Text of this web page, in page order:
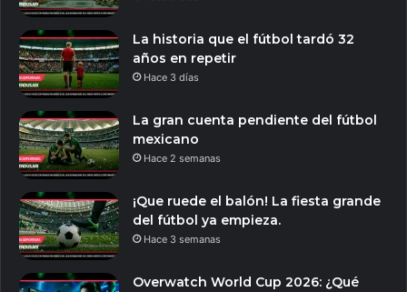
La historia que el fútbol tardó 32
años en repetir
Hace 3 días
La gran cuenta pendiente del fútbol
mexicano
Hace 2 semanas
¡Que ruede el balón! La fiesta grande
del fútbol ya empieza.
Hace 3 semanas
Overwatch World Cup 2026: ¿Qué